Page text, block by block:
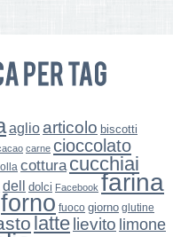
aglio articolo biscotti
carne cioccolato
cottura cucchiai
dell dolci Facebook farina
forno fuoco giorno glutine
latte lievito limone